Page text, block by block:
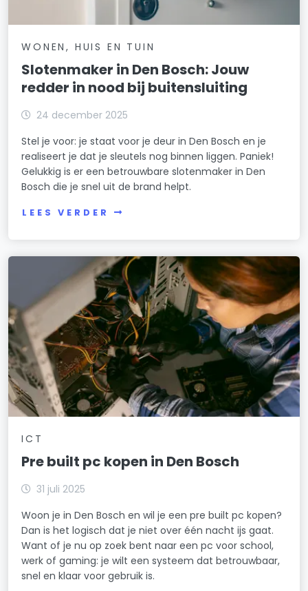
WONEN, HUIS EN TUIN
Slotenmaker in Den Bosch: Jouw
redder in nood bij buitensluiting
24 december 2025
Stel je voor: je staat voor je deur in Den Bosch en je
realiseert je dat je sleutels nog binnen liggen. Paniek!
Gelukkig is er een betrouwbare slotenmaker in Den
Bosch die je snel uit de brand helpt.
LEES VERDER
ICT
Pre built pc kopen in Den Bosch
31 juli 2025
Woon je in Den Bosch en wil je een pre built pc kopen?
Dan is het logisch dat je niet over één nacht ijs gaat.
Want of je nu op zoek bent naar een pc voor school,
werk of gaming: je wilt een systeem dat betrouwbaar,
snel en klaar voor gebruik is.